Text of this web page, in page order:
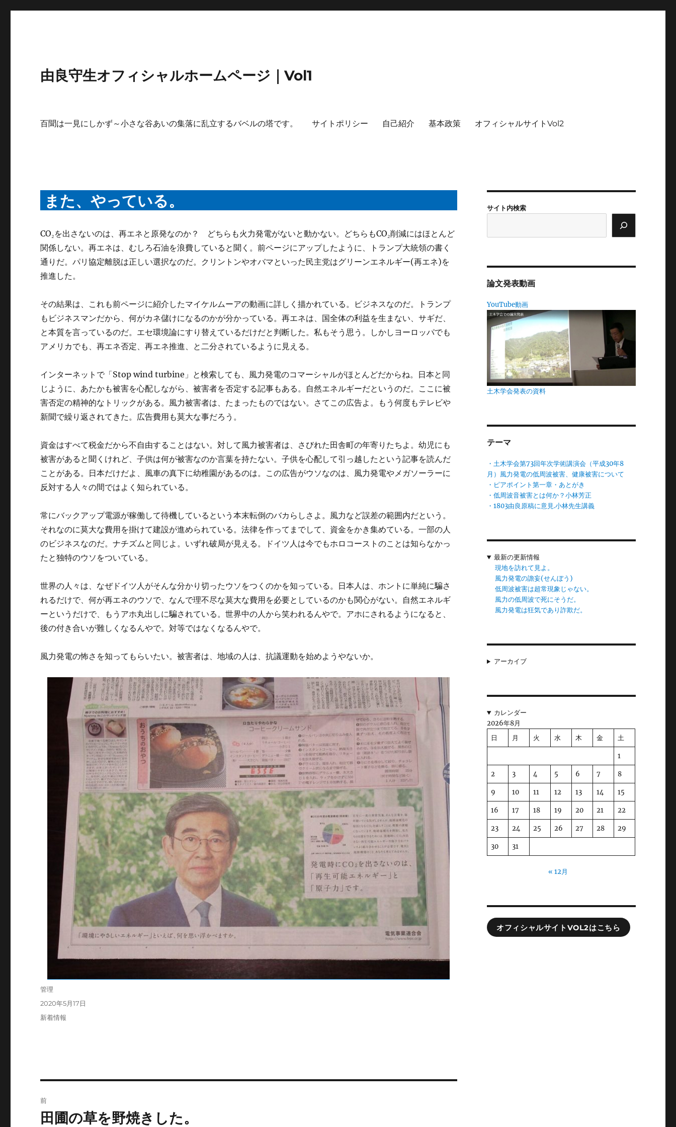
由良守生オフィシャルホームページ｜Vol1
百聞は一見にしかず～小さな谷あいの集落に乱立するバベルの塔です。 サイトポリシー 自己紹介 基本政策 オフィシャルサイトVol2
また、やっている。
CO₂を出さないのは、再エネと原発なのか？ どちらも火力発電がないと動かない。どちらもCO₂削減にはほとんど
関係しない。再エネは、むしろ石油を浪費していると聞く。前ページにアップしたように、トランプ大統領の書く
通りだ。パリ協定離脱は正しい選択なのだ。クリントンやオバマといった民主党はグリーンエネルギー(再エネ)を
推進した。
その結果は、これも前ページに紹介したマイケルムーアの動画に詳しく描かれている。ビジネスなのだ。トランプ
もビジネスマンだから、何がカネ儲けになるのかが分かっている。再エネは、国全体の利益を生まない、サギだ、
と本質を言っているのだ。エセ環境論にすり替えているだけだと判断した。私もそう思う。しかしヨーロッパでも
アメリカでも、再エネ否定、再エネ推進、と二分されているように見える。
インターネットで「Stop wind turbine」と検索しても、風力発電のコマーシャルがほとんどだからね。日本と同
じように、あたかも被害を心配しながら、被害者を否定する記事もある。自然エネルギーだというのだ。ここに被
害否定の精神的なトリックがある。風力被害者は、たまったものではない。さてこの広告よ。もう何度もテレビや
新聞で繰り返されてきた。広告費用も莫大な事だろう。
資金はすべて税金だから不自由することはない。対して風力被害者は、さびれた田舎町の年寄りたちよ。幼児にも
被害があると聞くけれど、子供は何が被害なのか言葉を持たない。子供を心配して引っ越したという記事を読んだ
ことがある。日本だけだよ、風車の真下に幼稚園があるのは。この広告がウソなのは、風力発電やメガソーラーに
反対する人々の間ではよく知られている。
常にバックアップ電源が稼働して待機しているという本末転倒のバカらしさよ。風力など誤差の範囲内だという。
それなのに莫大な費用を掛けて建設が進められている。法律を作ってまでして、資金をかき集めている。一部の人
のビジネスなのだ。ナチズムと同じよ。いずれ破局が見える。ドイツ人は今でもホロコーストのことは知らなかっ
たと独特のウソをついている。
世界の人々は、なぜドイツ人がそんな分かり切ったウソをつくのかを知っている。日本人は、ホントに単純に騙さ
れるだけで、何が再エネのウソで、なんで理不尽な莫大な費用を必要としているのかも関心がない。自然エネルギ
ーというだけで、もうアホ丸出しに騙されている。世界中の人から笑われるんやで。アホにされるようになると、
後の付き合いが難しくなるんやで。対等ではなくなるんやで。
風力発電の怖さを知ってもらいたい。被害者は、地域の人は、抗議運動を始めようやないか。
投
管理
投
稿
日:
2020年5月17日
カ
新着情報
稿
前
前
田圃の草を野焼きした。
サイト内検索
論文発表動画
YouTube動画
土木学会発表の資料
テーマ
・土木学会第73回年次学術講演会（平成30年8
月）風力発電の低周波被害、健康被害について
・ピアポイント第一章・あとがき
・低周波音被害とは何か？小林芳正
・1803由良原稿に意見.小林先生講義
最新の更新情報
現地を訪れて見よ。
風力発電の譫妄(せんぼう)
低周波被害は超常現象じゃない。
風力の低周波で死にそうだ。
風力発電は狂気であり詐欺だ。
アーカイブ
カレンダー
2026年8月
日
月 火 水 木 金 土
1
2 3 4 5 6 7 8
9 10 11 12 13 14 15
16 17 18 19 20 21 22
23 24 25 26 27 28 29
30 31
« 12月
オフィシャルサイトVOL2はこちら